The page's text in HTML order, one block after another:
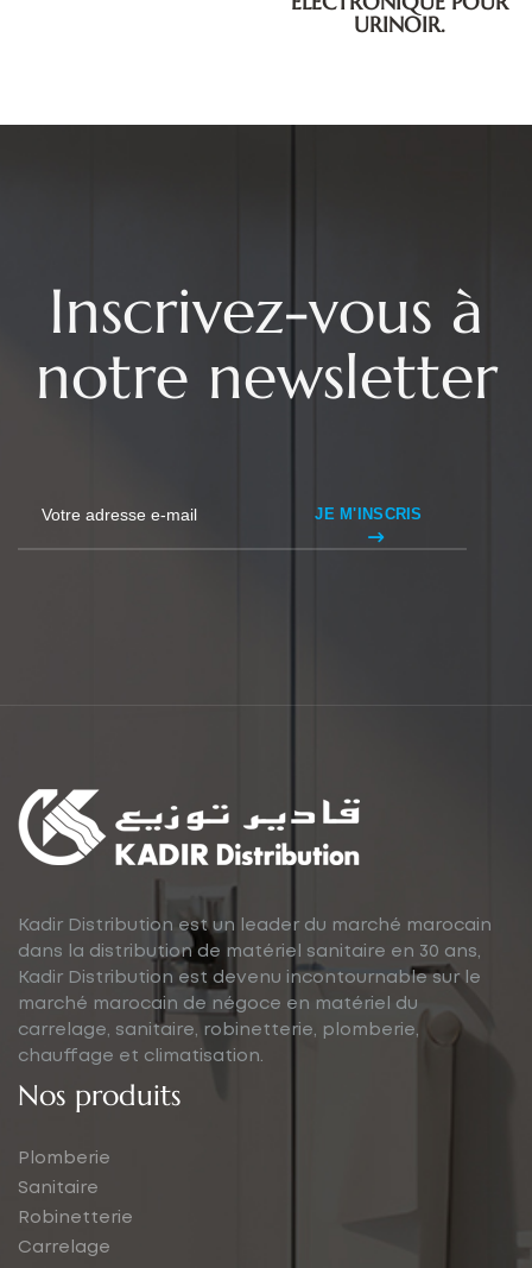
URINOIR.
Inscrivez-vous à
notre newsletter
JE M'INSCRIS
Kadir Distribution est un leader du marché marocain
dans la distribution de matériel sanitaire en 30 ans,
Kadir Distribution est devenu incontournable sur le
marché marocain de négoce en matériel du
carrelage, sanitaire, robinetterie, plomberie,
chauffage et climatisation.
Nos produits
Plomberie
Sanitaire
Robinetterie
Carrelage